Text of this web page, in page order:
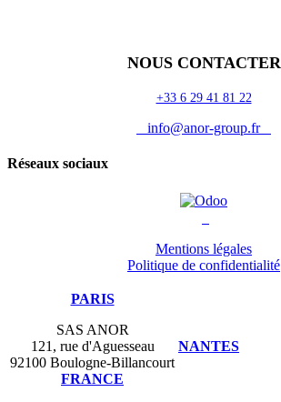
NOUS CONTACTER
+33 6 29 41 81 22
info@anor-group.fr
Réseaux sociaux
Mentions légales
Politique de confidentialité
PARIS
SAS ANOR
121, rue d'Aguesseau
92100 Boulogne-Billancourt
FRANCE
NANTES